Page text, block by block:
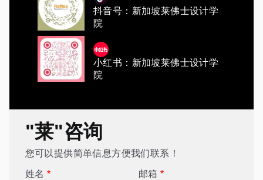
抖音号：新加坡莱佛士设计学
院
小红书：新加坡莱佛士设计学
院
"莱"咨询
您可以提供简单信息方便我们联系！
姓名 * 邮箱*